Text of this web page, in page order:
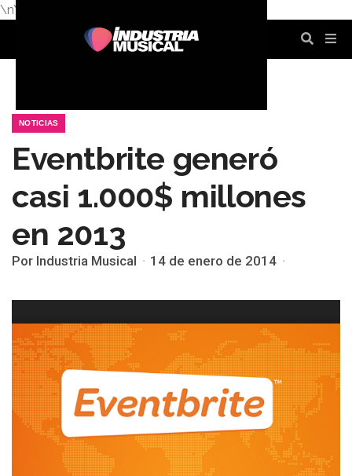
\n\n
NOTICIAS
Eventbrite generó
casi 1.000$ millones
en 2013
Por Industria Musical 14 de enero de 2014